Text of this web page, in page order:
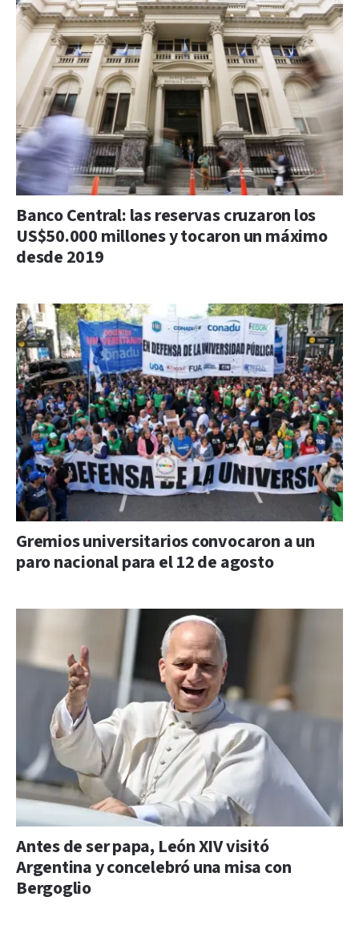
Banco Central: las reservas cruzaron los
US$50.000 millones y tocaron un máximo
desde 2019
Gremios universitarios convocaron a un
paro nacional para el 12 de agosto
Antes de ser papa, León XIV visitó
Argentina y concelebró una misa con
Bergoglio